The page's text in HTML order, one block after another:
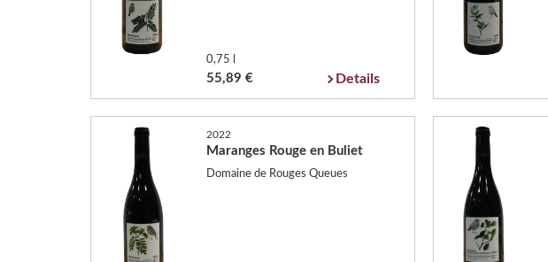
0,75 l
55,89 € Details
2022
Maranges Rouge en Buliet
Domaine de Rouges Queues